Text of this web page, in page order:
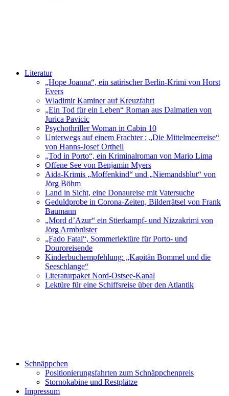
Literatur
„Hope Joanna“, ein satirischer Berlin-Krimi von Horst
Evers
Wladimir Kaminer auf Kreuzfahrt
„Ein Tod für ein Leben“ Roman aus Dalmatien von
Jurica Pavicic
Psychothriller Woman in Cabin 10
Unterwegs auf einem Frachter : „Die Mittelmeerreise“
von Hanns-Josef Ortheil
„Tod in Porto“, ein Kriminalroman von Mario Lima
Offene See von Benjamin Myers
Aida-Krimis „Moffenkind“ und „Niemandsblut“ von
Jörg Böhm
Land in Sicht, eine Donaureise mit Vatersuche
Geduldprobe in Corona-Zeiten, Bilderrätsel von Frank
Baumann
„Mord d’Azur“ ein Stierkampf- und Nizzakrimi von
Jörg Armbrüster
„Fado Fatal“, Sommerlektüre für Porto- und
Douroreisende
Kinderbuchempfehlung: „Kapitän Bommel und die
Seeschlange“
Literaturpaket Nord-Ostsee-Kanal
Lektüre für eine Schiffsreise über den Atlantik
Schnäppchen
Positionierungsfahrten zum Schnäppchenpreis
Stornokabine und Restplätze
Impressum